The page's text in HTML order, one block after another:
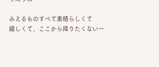
みえるものすべて素晴らしくて
嬉しくて、ここから降りたくないー